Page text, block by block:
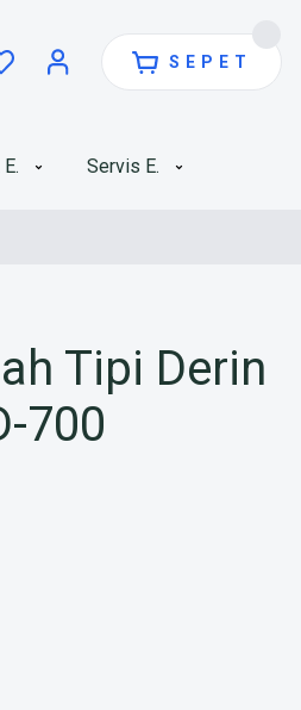
SEPET
Servis E.
Tipi Derin
700